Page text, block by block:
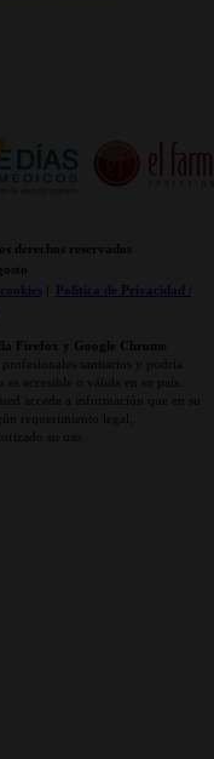
derechos reservados
|
Politica de Privacidad /
Firefox y Google Chrome
sanitarios y podría
accesible o válida en su país.
accede a información que en su
requerimiento legal,
su uso.